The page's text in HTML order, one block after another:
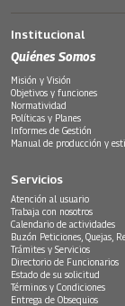
Institucional
Quiénes Somos
Misión y Visión
Objetivos y funciones
Normatividad
Políticas y Planes
Informes de Gestión
Manual de producción y
Servicios
Atención al usuario
Trabaja con nosotros
Calendario de actividades
Buzón Peticiones, Quejas,
Trámites y Servicios
Directorio de Funcionarios
Estado de su solicitud
Términos y Condiciones
Entrega de Obsequios